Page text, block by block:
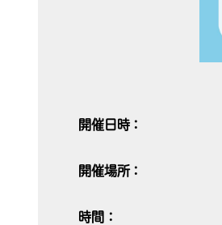
開催日時：
開催場所：
時間：